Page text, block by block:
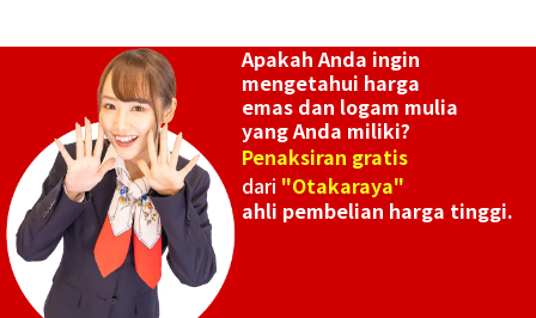
Apakah Anda ingin
mengetahui harga
emas dan logam mulia
yang Anda miliki?
Penaksiran gratis
dari "Otakaraya"
ahli pembelian harga tinggi.